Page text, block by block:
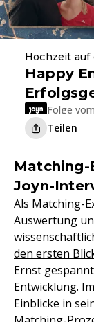
Hochzeit
Happy
Folge
Teilen
Matching-
Joyn-
Als Matching-
Auswertung
den ersten
Ernst
Entwicklung.
Einblicke in